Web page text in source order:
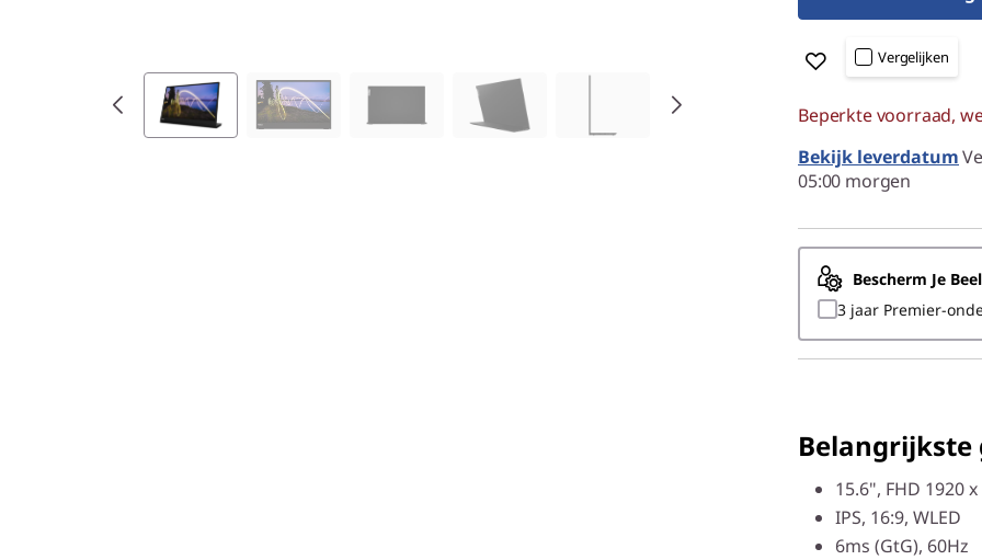
Vergelijken
Beperkte voorraad,
Bekijk leverdatum
05:00 morgen
Bescherm Je
3 jaar Premier-
Belangrijkste
15.6", FHD 1920
IPS, 16:9, WLED
6ms (GtG), 60Hz